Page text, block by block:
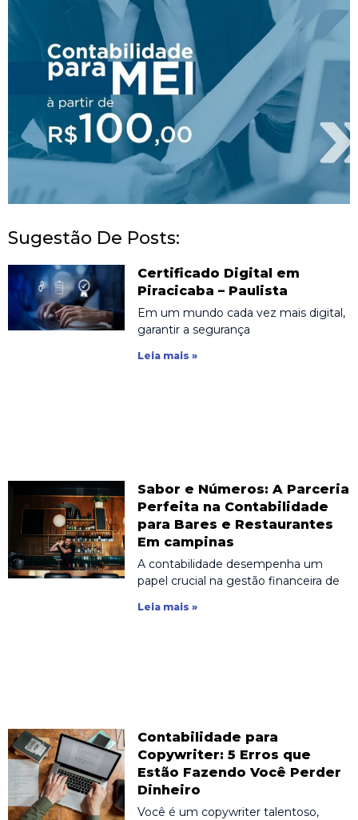
Sugestão De Posts:
Certificado Digital em
Piracicaba – Paulista
Em um mundo cada vez mais digital,
garantir a segurança
Leia mais »
Sabor e Números: A Parceria
Perfeita na Contabilidade
para Bares e Restaurantes
Em campinas
A contabilidade desempenha um
papel crucial na gestão financeira de
Leia mais »
Contabilidade para
Copywriter: 5 Erros que
Estão Fazendo Você Perder
Dinheiro
Você é um copywriter talentoso,